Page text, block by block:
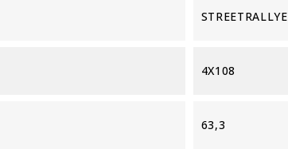
STREETRALLYE
4X108
63,3